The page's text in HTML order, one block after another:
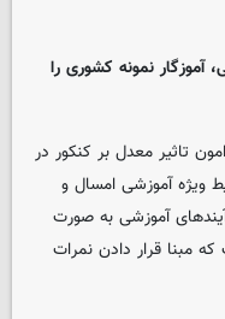
آموزگار نمونه کشوری را
تاثیر معدل بر کنکور در
ویژه آموزشی امسال و
آموزشی به صورت
مبنا قرار دادن نمرات